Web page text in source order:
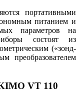
портативными
питанием и
параметров на
состоят из
(«зонд-
преобразователем
VT 110